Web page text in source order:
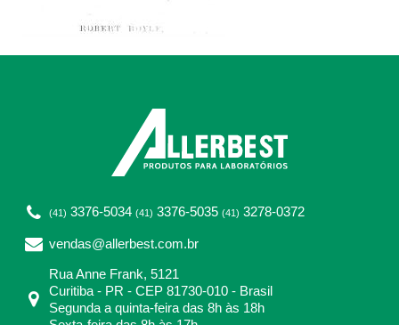
(41) 3376-5034 (41) 3376-5035 (41) 3278-0372
vendas@allerbest.com.br
Rua Anne Frank, 5121
Curitiba - PR - CEP 81730-010 - Brasil
Segunda a quinta-feira das 8h às 18h